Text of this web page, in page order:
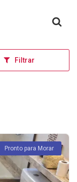
Filtrar
Pronto para Morar